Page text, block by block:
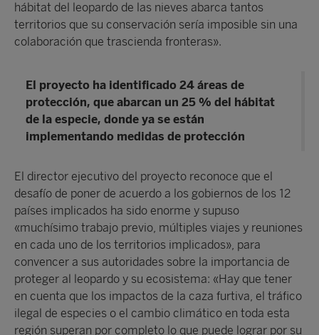
hábitat del leopardo de las nieves abarca tantos
territorios que su conservación sería imposible sin una
colaboración que trascienda fronteras».
El proyecto ha identificado 24 áreas de
protección, que abarcan un 25 % del hábitat
de la especie, donde ya se están
implementando medidas de protección
El director ejecutivo del proyecto reconoce que el
desafío de poner de acuerdo a los gobiernos de los 12
países implicados ha sido enorme y supuso
«muchísimo trabajo previo, múltiples viajes y reuniones
en cada uno de los territorios implicados», para
convencer a sus autoridades sobre la importancia de
proteger al leopardo y su ecosistema: «Hay que tener
en cuenta que los impactos de la caza furtiva, el tráfico
ilegal de especies o el cambio climático en toda esta
región superan por completo lo que puede lograr por su